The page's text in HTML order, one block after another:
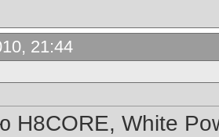
21:44
H8CORE, White